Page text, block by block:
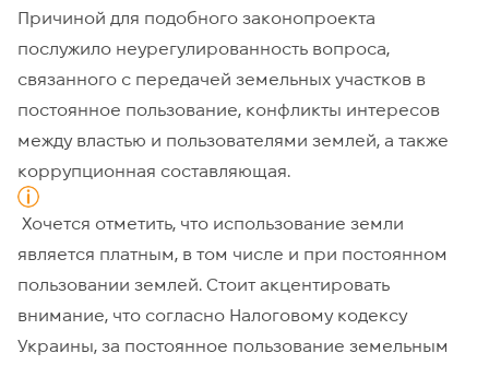
Причиной для подобного законопроекта
послужило неурегулированность вопроса,
связанного с передачей земельных участков в
постоянное пользование, конфликты интересов
между властью и пользователями землей, а также
коррупционная составляющая.
Хочется отметить, что использование земли
является платным, в том числе и при постоянном
пользовании землей. Стоит акцентировать
внимание, что согласно Налоговому кодексу
Украины, за постоянное пользование земельным